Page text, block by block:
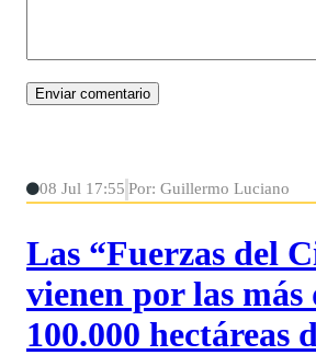
08 Jul 17:55 Por: Guillermo Luciano
Las “Fuerzas del
vienen por las más
100.000 hectáreas